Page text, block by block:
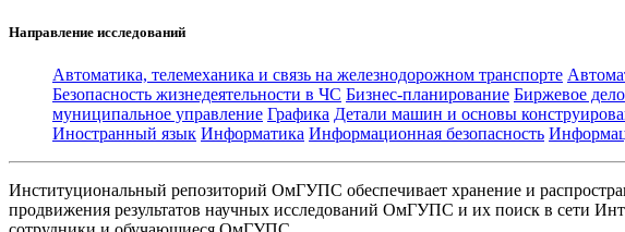
Направление исследований
Автоматика, телемеханика и связь на железнодорожном транспорте
Безопасность жизнедеятельности в ЧС Бизнес-планирование Биржевое дело
муниципальное управление Графика Детали машин и основы
Иностранный язык Информатика Информационная безопасность
Институциональный репозиторий ОмГУПС обеспечивает хранение и
продвижения результатов научных исследований ОмГУПС и их поиск в сети